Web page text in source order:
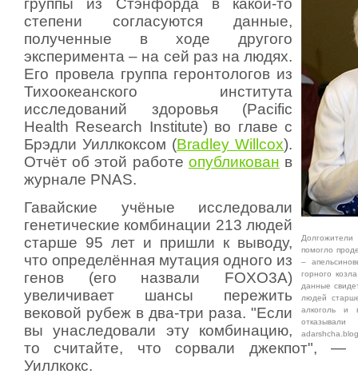
помогло
–
горного
данные
людей
алкоголь
группы из Стэнфорда в какой-то
степени согласуются данные,
полученные в ходе другого
эксперимента – на сей раз на людях.
Его провела группа геронтологов из
Тихоокеанского института
исследований здоровья (Pacific
Health Research Institute) во главе с
Брэдли Уиллкоксом (Bradley Willcox).
Отчёт об этой работе опубликован в
журнале PNAS.
Гавайские учёные исследовали
генетические комбинации 213 людей
старше 95 лет и пришли к выводу,
что определённая мутация одного из
генов (его назвали FOXO3A)
увеличивает шансы пережить
вековой рубеж в два-три раза. "Если
вы унаследовали эту комбинацию,
то считайте, что сорвали джекпот", —
Уиллкокс.